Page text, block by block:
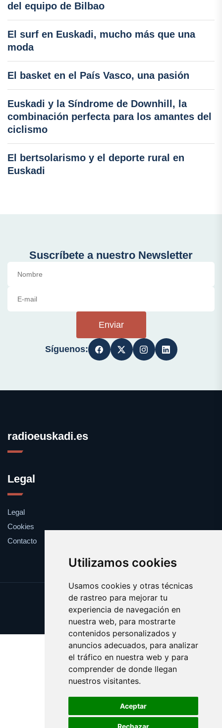
Utilizamos cookies
Usamos cookies y otras técnicas
de rastreo para mejorar tu
experiencia de navegación en
nuestra web, para mostrarte
contenidos personalizados y
anuncios adecuados, para analizar
el tráfico en nuestra web y para
comprender de donde llegan
nuestros visitantes.
Aceptar
Rechazar
del equipo de Bilbao
El surf en Euskadi, mucho más que una
moda
El basket en el País Vasco, una pasión
Euskadi y la Síndrome de Downhill, la
combinación perfecta para los amantes del
ciclismo
El bertsolarismo y el deporte rural en
Euskadi
Suscríbete a nuestro Newsletter
Enviar
Síguenos:
radioeuskadi.es
Legal
Legal
Cookies
Contacto
Update cookies preferences
Copyright © 2025 radioeuskadi.es